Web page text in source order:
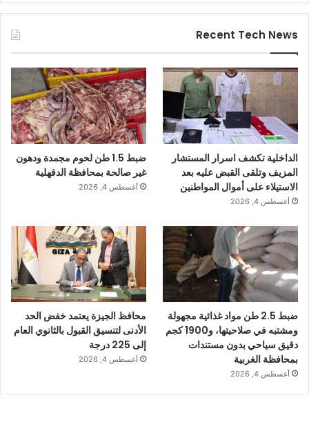
Recent Tech News
الداخلية تكشف اسرار المستشار
المزيف وتلقى القبض عليه بعد
الاستيلاء على أموال المواطنين
أغسطس 4, 2026
ضبط 1.5 طن لحوم مجمدة ودهون
غير صالحة بمحافظة الدقهلية
أغسطس 4, 2026
ضبط 2.5 طن مواد غذائية مجهولة
ومشتبه في صلاحيتها، و1900 كجم
دقيق سياحي بدون مستندات
بمحافظة الغربية
أغسطس 4, 2026
محافظ الجيزة يعتمد خفض الحد
الأدنى لتنسيق القبول بالثانوي العام
إلى 225 درجة
أغسطس 4, 2026